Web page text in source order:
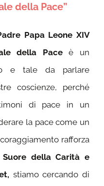
della Pace”
Papa Leone XIV
della Paceè un
e tale da parlare
coscienze, perché
di pace in un
la pace come un
rafforza
della Carità e
stiamo cercando di